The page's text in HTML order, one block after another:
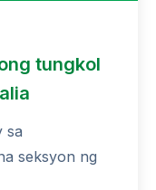
tungkol
sa
seksyon ng